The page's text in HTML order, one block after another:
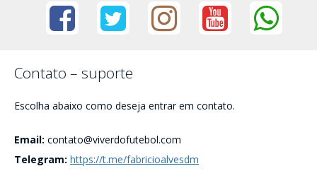
Contato – suporte
Escolha abaixo como deseja entrar em contato.
Email: contato@viverdofutebol.com
Telegram: https://t.me/fabricioalvesdm